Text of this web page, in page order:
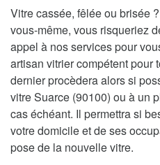
Vitre cassée, fêlée ou brisée
vous-même, vous risqueriez
appel à nos services pour
artisan vitrier compétent pour
dernier procèdera alors si
vitre Suarce (90100) ou à un
cas échéant. Il permettra si
votre domicile et de ses
pose de la nouvelle vitre.